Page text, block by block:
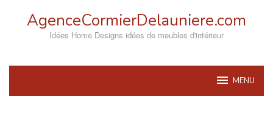
AgenceCormierDelauniere.com
Idées Home Designs idées de meubles d'intérieur
MENU